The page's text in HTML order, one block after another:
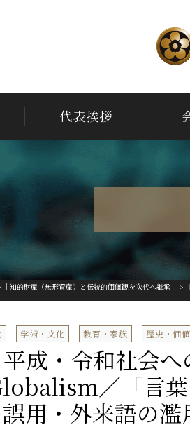
代表挨拶
知的財産（無形資産）と伝統的価値観を次代へ継承 >
学術・文化 教育・家族 歴史・価
平成・令和社会
／「言
誤用・外来語の